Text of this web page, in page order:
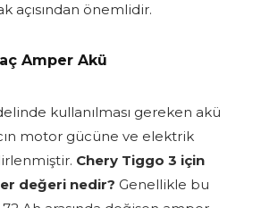
açısından önemlidir.
Amper Akü
kullanılması gereken akü
motor gücüne ve elektrik
Chery Tiggo 3 için
değeri nedir? Genellikle bu